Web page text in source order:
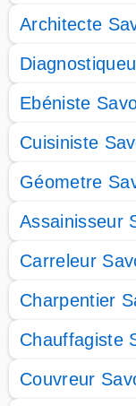
Architecte
Ebéniste
Cuisiniste
Géometre
Assainisseur
Carreleur
Charpentier
Chauffagiste
Couvreur